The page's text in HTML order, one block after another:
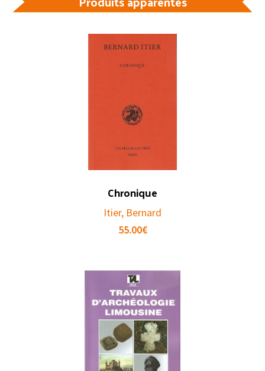
Chronique
Itier, Bernard
55.00€